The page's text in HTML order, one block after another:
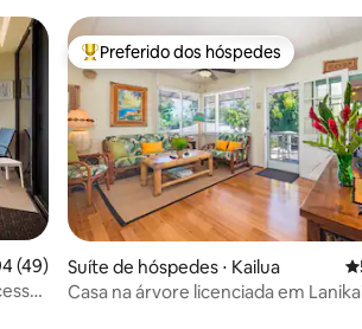
uma avaliação média de 5, 49 avaliações
(49)
Entre os melhores preferidos dos
Preferido dos hóspedes
Suíte de hóspedes ⋅ Kailua 5
Casa na árvore licenciada em